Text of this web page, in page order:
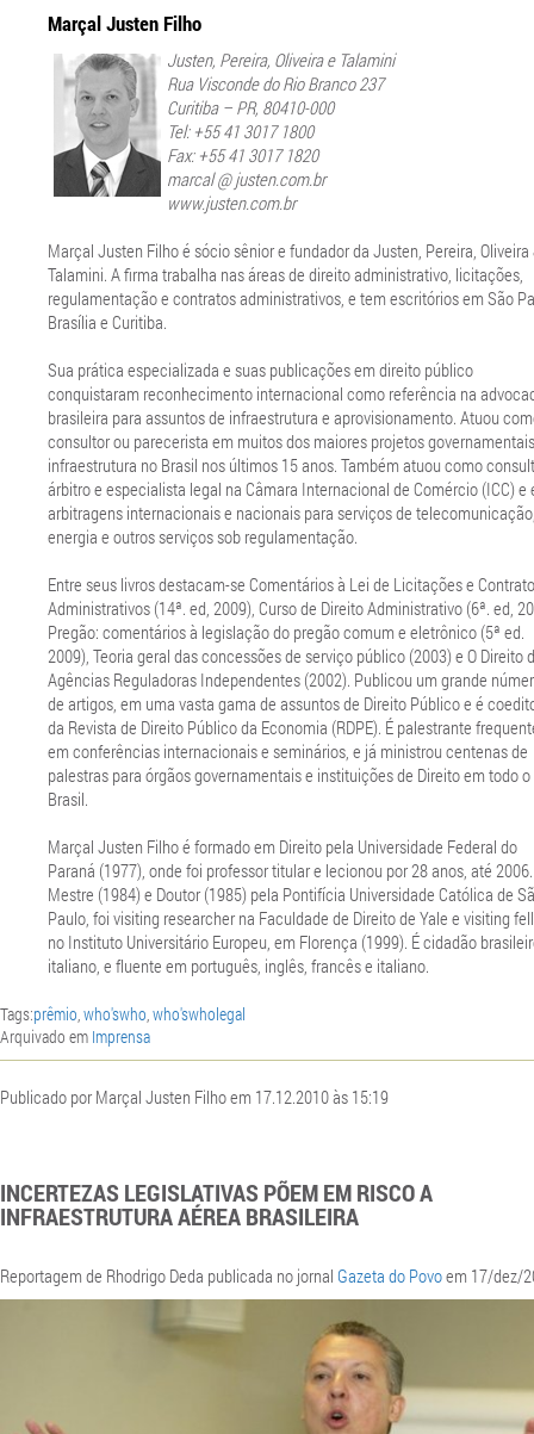
Marçal Justen Filho
Justen, Pereira, Oliveira e Talamini
Rua Visconde do Rio Branco 237
Curitiba – PR, 80410-000
Tel: +55 41 3017 1800
Fax: +55 41 3017 1820
marcal @ justen.com.br
www.justen.com.br
Marçal Justen Filho é sócio sênior e fundador da Justen, Pereira, Oliveira
Talamini. A firma trabalha nas áreas de direito administrativo, licitações,
regulamentação e contratos administrativos, e tem escritórios em São
Brasília e Curitiba.
Sua prática especializada e suas publicações em direito público
conquistaram reconhecimento internacional como referência na
brasileira para assuntos de infraestrutura e aprovisionamento. Atuou
consultor ou parecerista em muitos dos maiores projetos
infraestrutura no Brasil nos últimos 15 anos. Também atuou como
árbitro e especialista legal na Câmara Internacional de Comércio (ICC) e
arbitragens internacionais e nacionais para serviços de
energia e outros serviços sob regulamentação.
Entre seus livros destacam-se Comentários à Lei de Licitações e
Administrativos (14ª. ed, 2009), Curso de Direito Administrativo (6ª. ed,
Pregão: comentários à legislação do pregão comum e eletrônico (5ª ed.
2009), Teoria geral das concessões de serviço público (2003) e O Direito
Agências Reguladoras Independentes (2002). Publicou um grande
de artigos, em uma vasta gama de assuntos de Direito Público e é
da Revista de Direito Público da Economia (RDPE). É palestrante
em conferências internacionais e seminários, e já ministrou centenas de
palestras para órgãos governamentais e instituições de Direito em todo o
Brasil.
Marçal Justen Filho é formado em Direito pela Universidade Federal do
Paraná (1977), onde foi professor titular e lecionou por 28 anos, até 2006.
Mestre (1984) e Doutor (1985) pela Pontifícia Universidade Católica de
Paulo, foi visiting researcher na Faculdade de Direito de Yale e visiting
no Instituto Universitário Europeu, em Florença (1999). É cidadão
italiano, e fluente em português, inglês, francês e italiano.
Tags:prêmio,who'swho,who'swholegal
Arquivado em Imprensa
Publicado por Marçal Justen Filho em 17.12.2010 às 15:19
INCERTEZAS LEGISLATIVAS PÕEM EM RISCO A
INFRAESTRUTURA AÉREA BRASILEIRA
Reportagem de Rhodrigo Deda publicada no jornal Gazeta do Povoem 17/dez/